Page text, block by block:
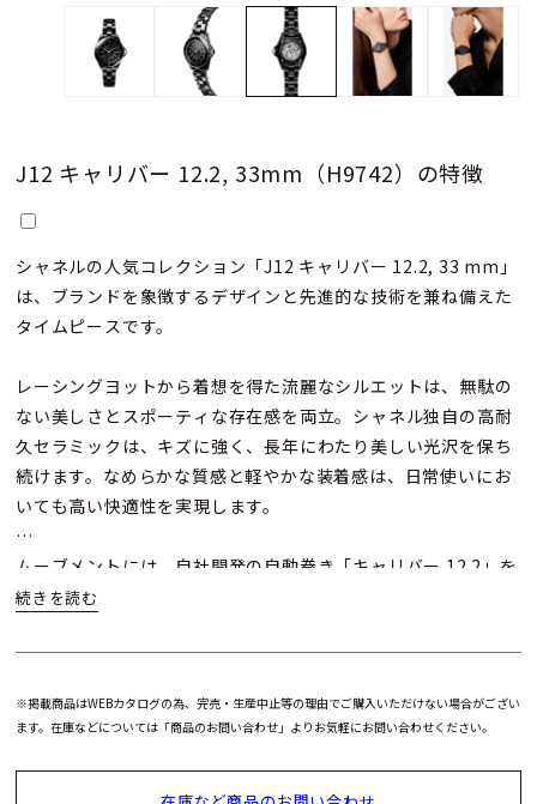
J12 キャリバー 12.2, 33mm（H9742）の特徴
シャネルの人気コレクション「J12 キャリバー 12.2, 33 mm」
は、ブランドを象徴するデザインと先進的な技術を兼ね備えた
タイムピースです。
レーシングヨットから着想を得た流麗なシルエットは、無駄の
ない美しさとスポーティな存在感を両立。シャネル独自の高耐
久セラミックは、キズに強く、長年にわたり美しい光沢を保ち
続けます。なめらかな質感と軽やかな装着感は、日常使いにお
いても高い快適性を実現します。
ムーブメントには、自社開発の自動巻き「キャリバー 12.2」を
搭載。サファイアケースバックからは、その精緻な動きを鑑賞
十分に確保されています。
さらに、特許取得の3重折りたたみ式バックルが手首に自然に
※掲載商品はWEBカタログの為、完売・生産中止等の理由でご購入いただけない場合がござい
ます。在庫などについては「商品のお問い合わせ」よりお気軽にお問い合わせください。